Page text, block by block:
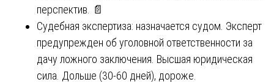
перспектив. 📄
Судебная экспертиза: назначается судом. Эксперт
предупрежден об уголовной ответственности за
дачу ложного заключения. Высшая юридическая
сила. Дольше (30-60 дней), дороже.